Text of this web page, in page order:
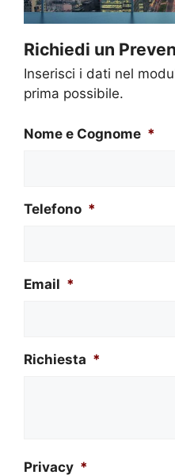
Richiedi un
Inserisci i dati nel
prima possibile.
Nome e Cognome *
Telefono *
Email *
Richiesta *
Privacy *